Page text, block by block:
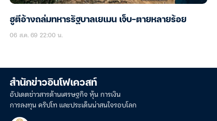
ฮูตีอ้างถล่มทหารรัฐบาลเยเมน เจ็บ-ตายหลายร้อย
06 ส.ค. 69 22:00 น.
สำนักข่าวอินโฟเควสท์
อัปเดตข่าวสารด้านเศรษฐกิจ หุ้น การเงิน
การลงทุน คริปโท และประเด็นน่าสนใจรอบโลก